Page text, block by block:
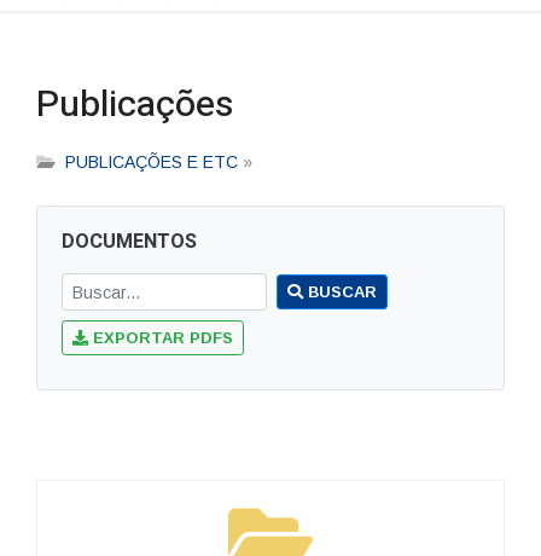
Publicações
PUBLICAÇÕES E ETC »
DOCUMENTOS
BUSCAR
EXPORTAR PDFS